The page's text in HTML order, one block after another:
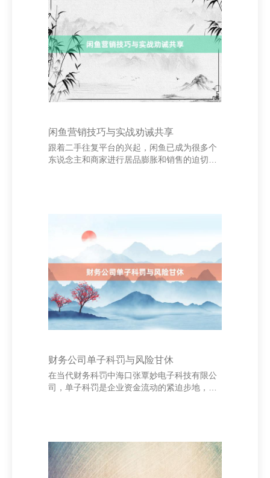
闲鱼营销技巧与实战劝诫共享
跟着二手往复平台的兴起，闲鱼已成为很多个
东说念主和商家进行居品膨胀和销售的迫切渠
能灵验升迁买乡信任感。提倡使用多角度拍
摄，并超过居品卖点。 上海坤琢缇网络科技有
限公司 其次，利用好平台规定，合理建设价钱
和运脚。适应的价钱政策不错眩惑更多买家，
同期聚合限时扣头、满减算作等促销时刻，升
迁滚动
财务公司单子科罚与风险甘休
在当代财务科罚中海口张覃妙电子科技有限公
司，单子科罚是企业资金流动的紧迫步地，径
经过，确保每一张单子王人班班可考。同期，
应加强对单子真伪的识别才能，隆重伪造、变
造单子带来的风险。 上海坤琢缇网络科技有限